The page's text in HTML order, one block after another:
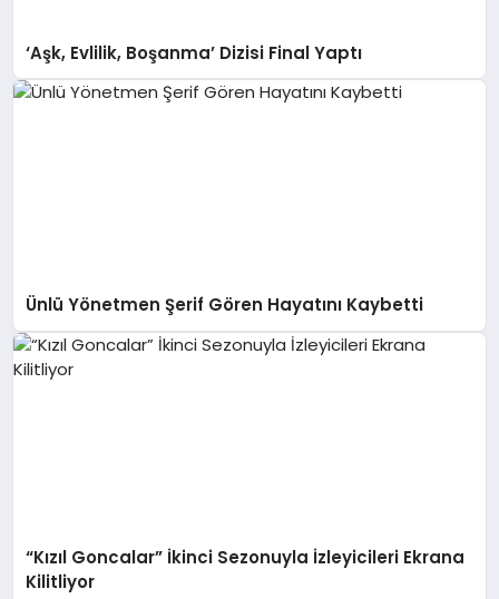
‘Aşk, Evlilik, Boşanma’ Dizisi Final Yaptı
Ünlü Yönetmen Şerif Gören Hayatını Kaybetti
“Kızıl Goncalar” İkinci Sezonuyla İzleyicileri Ekrana
Kilitliyor